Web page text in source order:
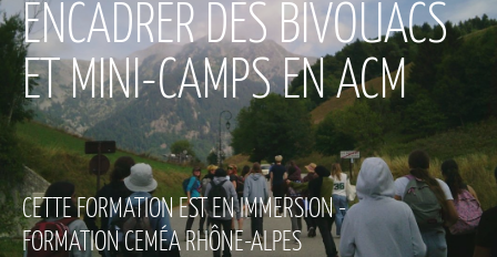
ENCADRER DES BIVOUACS
ET MINI-CAMPS EN ACM
CETTE FORMATION EST EN IMMERSION -
FORMATION CEMÉA RHÔNE-ALPES